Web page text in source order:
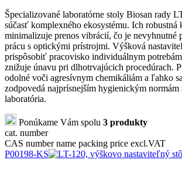
Špecializované laboratórne stoly Biosan rady
súčasť komplexného ekosystému. Ich robustná
minimalizuje prenos vibrácií, čo je nevyhnutné
prácu s optickými prístrojmi. Výšková
prispôsobiť pracovisko individuálnym
znižuje únavu pri dlhotrvajúcich procedúrach.
odolné voči agresívnym chemikáliám a ľahko
zodpovedá najprísnejším hygienickým normám
laboratória.
Ponúkame Vám spolu 3 produkty
cat. number
CAS number name packing price excl.VAT
P00198-KS